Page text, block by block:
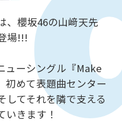
、櫻坂46の山﨑天先
場!!!
ューシングル『Make
初めて表題曲センター
してそれを隣で支える
いきます！